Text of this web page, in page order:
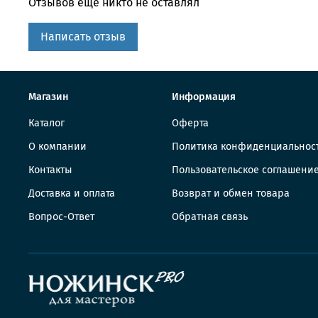
Написать отзыв
Магазин
Каталог
О компании
Контакты
Доставка и оплата
Вопрос-Ответ
Информация
Оферта
Политика
Пользовательское
Возврат и обмен товара
Обратная связь